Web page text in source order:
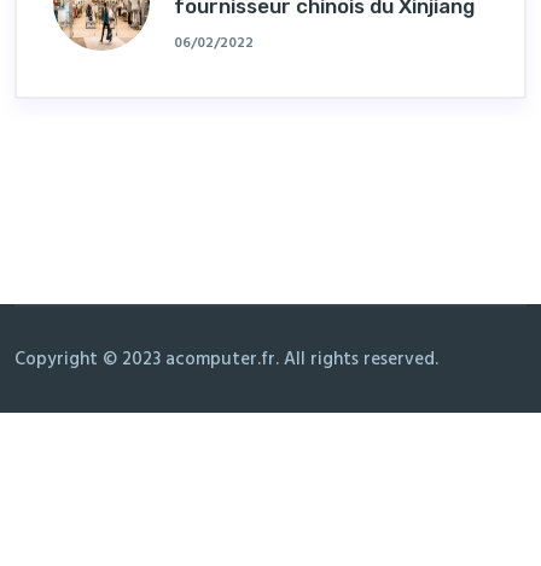
fournisseur chinois du Xinjiang
06/02/2022
Copyright © 2023 acomputer.fr. All rights reserved.